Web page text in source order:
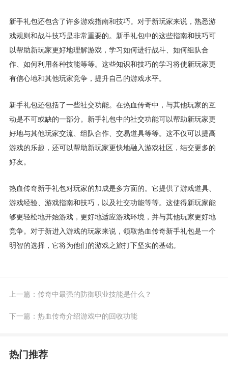
新手礼包还包含了许多游戏指南和技巧。对于新玩家来说，熟悉游
戏规则和战斗技巧是非常重要的。新手礼包中的这些指南和技巧可
以帮助新玩家更好地理解游戏，学习如何进行战斗、如何组队合
作、如何利用各种技能等等。这些知识和技巧的学习将使新玩家更
有信心地和其他玩家竞争，提升自己的游戏水平。
新手礼包还包括了一些社交功能。在热血传奇中，与其他玩家的互
动是不可或缺的一部分。新手礼包中的社交功能可以帮助新玩家更
好地与其他玩家交流、组队合作、交易道具等等。这不仅可以提高
游戏的乐趣，还可以帮助新玩家更快地融入游戏社区，结交更多的
好友。
热血传奇新手礼包对玩家的加成是多方面的。它提供了游戏道具、
游戏经验、游戏指南和技巧，以及社交功能等等。这使得新玩家能
够更轻松地开始游戏，更好地适应游戏环境，并与其他玩家更好地
竞争。对于新进入游戏的玩家来说，领取热血传奇新手礼包是一个
明智的选择，它将为他们的游戏之旅打下坚实的基础。
上一篇： 传奇中最强的防御职业技能是什么？
下一篇： 热血传奇介绍游戏中的回收功能
热门推荐